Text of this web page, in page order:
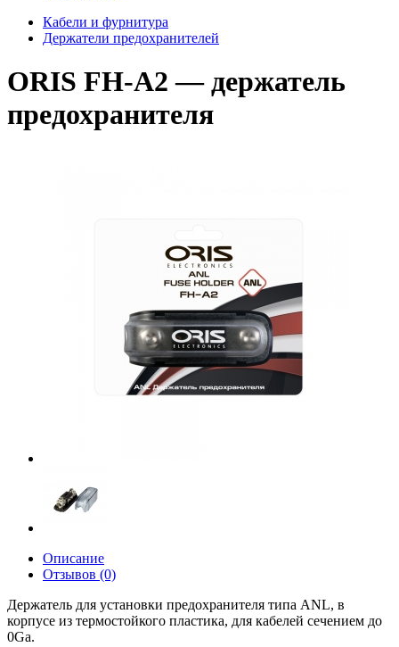
Кабели и фурнитура
Держатели предохранителей
ORIS FH-A2 — держатель
предохранителя
Описание
Отзывов (0)
Держатель для установки предохранителя типа ANL, в
корпусе из термостойкого пластика, для кабелей сечением до
0Ga.